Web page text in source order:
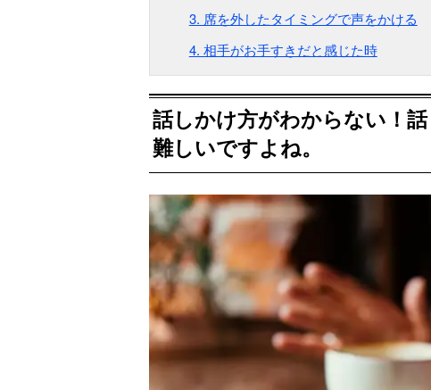
3. 席を外したタイミングで声をかける
4. 相手がお手すきだと感じた時
話しかけ方がわからない！
難しいですよね。